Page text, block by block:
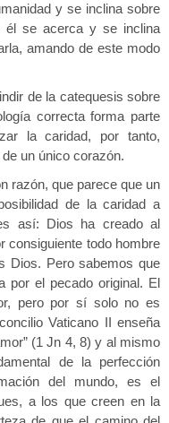
y se inclina sobre
él se acerca y se inclina
amando de este modo
de la catequesis sobre
correcta forma parte
la caridad, por tanto,
un único corazón.
razón, que parece que un
de la caridad a
así: Dios ha creado al
consiguiente todo hombre
Dios. Pero sabemos que
por el pecado original. El
pero por sí solo no es
Vaticano II enseña
(1 Jn 4, 8) y al mismo
de la perfección
del mundo, es el
a los que creen en la